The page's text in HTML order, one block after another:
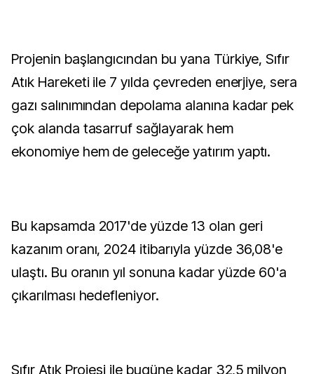
Projenin başlangıcından bu yana Türkiye, Sıfır
Atık Hareketi ile 7 yılda çevreden enerjiye, sera
gazı salınımından depolama alanına kadar pek
çok alanda tasarruf sağlayarak hem
ekonomiye hem de geleceğe yatırım yaptı.
Bu kapsamda 2017'de yüzde 13 olan geri
kazanım oranı, 2024 itibarıyla yüzde 36,08'e
ulaştı. Bu oranın yıl sonuna kadar yüzde 60'a
çıkarılması hedefleniyor.
Sıfır Atık Projesi ile bugüne kadar 32,5 milyon